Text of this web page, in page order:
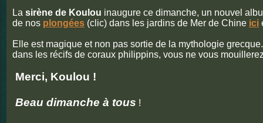
La sirène de Koulou inaugure ce dimanche, un nouvel
de nos plongées (clic) dans les jardins de Mer de Chine ici
Elle est magique et non pas sortie de la mythologie
dans les récifs de coraux philippins, vous ne vous
Merci, Koulou !
Beau dimanche à tous !